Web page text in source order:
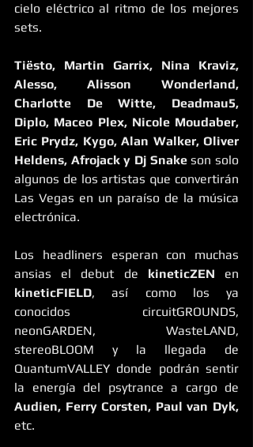
cielo eléctrico al ritmo de los mejores
sets.
Tiësto, Martin Garrix, Nina Kraviz,
Alesso, Alisson Wonderland,
Charlotte De Witte, Deadmau5,
Diplo, Maceo Plex, Nicole Moudaber,
Eric Prydz, Kygo, Alan Walker, Oliver
Heldens, Afrojack y Dj Snake son solo
algunos de los artistas que convertirán
Las Vegas en un paraíso de la música
electrónica.
Los headliners esperan con muchas
ansias el debut de kineticZEN
kineticFIELD, así como los ya
conocidos circuitGROUNDS,
neonGARDEN, WasteLAND,
stereoBLOOM y la llegada de
QuantumVALLEY donde podrán sentir
Audien, Ferry Corsten, Paul van Dyk,
etc.